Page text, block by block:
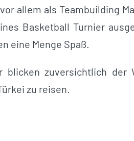
allem als Teambuilding
Basketball Turnier
eine Menge Spaß.
blicken zuversichtlich
zu reisen.